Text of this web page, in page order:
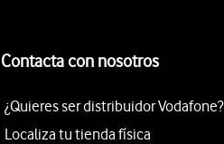
Contacta con nosotros
¿Quieres ser distribuidor Vodafone?
Localiza tu tienda física